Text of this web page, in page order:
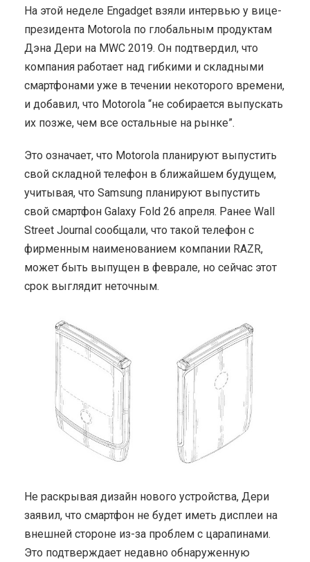
На этой неделе Engadget взяли интервью у вице-
президента Motorola по глобальным продуктам
Дэна Дери на MWC 2019. Он подтвердил, что
компания работает над гибкими и складными
смартфонами уже в течении некоторого времени,
и добавил, что Motorola “не собирается выпускать
их позже, чем все остальные на рынке”.
Это означает, что Motorola планируют выпустить
свой складной телефон в ближайшем будущем,
учитывая, что Samsung планируют выпустить
свой смартфон Galaxy Fold 26 апреля. Ранее Wall
Street Journal сообщали, что такой телефон с
фирменным наименованием компании RAZR,
может быть выпущен в феврале, но сейчас этот
срок выглядит неточным.
Не раскрывая дизайн нового устройства, Дери
заявил, что смартфон не будет иметь дисплеи на
внешней стороне из-за проблем с царапинами.
Это подтверждает недавно обнаруженную